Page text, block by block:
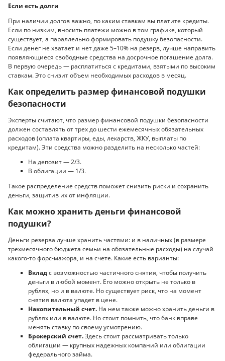
Если есть долги
При наличии долгов важно, по каким ставкам вы платите кредиты.
Если по низким, вносить платежи можно в том графике, который
существует, а параллельно формировать подушку безопасности.
Если денег не хватает и нет даже 5–10% на резерв, лучше направить
появляющиеся свободные средства на досрочное погашение долга.
В первую очередь — расплатиться с кредитами, взятыми по высоким
ставкам. Это снизит объем необходимых расходов в месяц.
Как определить размер финансовой подушки
безопасности
Эксперты считают, что размер финансовой подушки безопасности
должен составлять от трех до шести ежемесячных обязательных
расходов (оплата квартиры, еды, лекарств, ЖКУ, выплаты по
кредитам). Эти средства можно разделить на несколько частей:
На депозит — 2/3.
В облигации — 1/3.
Такое распределение средств поможет снизить риски и сохранить
деньги, защитив их от инфляции.
Как можно хранить деньги финансовой
подушки?
Деньги резерва лучше хранить частями: и в наличных (в размере
трехмесячного бюджета семьи на обязательные расходы) на случай
какого-то форс-мажора, и на счете. Какие есть варианты:
Вкладс возможностью частичного снятия, чтобы получить
деньги в любой момент. Его можно открыть не только в
рублях, но и в валюте. Но существует риск, что на момент
снятия валюта упадет в цене.
Накопительный счет. На нем также можно хранить деньги в
рублях или в валюте. Но стоит помнить, что банк вправе
менять ставку по своему усмотрению.
Брокерский счет.Здесь стоит рассматривать только
облигации — крупных надежных компаний или облигации
федерального займа.